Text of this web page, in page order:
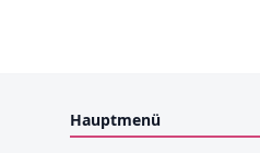
Hauptmenü